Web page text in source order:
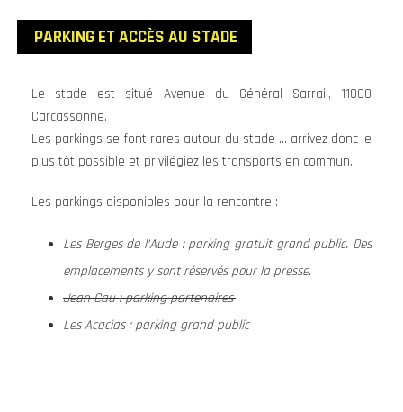
PARKING ET ACCÈS AU STADE
Le stade est situé Avenue du Général Sarrail, 11000
Carcassonne.
Les parkings se font rares autour du stade … arrivez donc le
plus tôt possible et privilégiez les transports en commun.
Les parkings disponibles pour la rencontre :
Les Berges de l’Aude : parking gratuit grand public. Des
emplacements y sont réservés pour la presse.
Jean Cau : parking partenaires
Les Acacias : parking grand public